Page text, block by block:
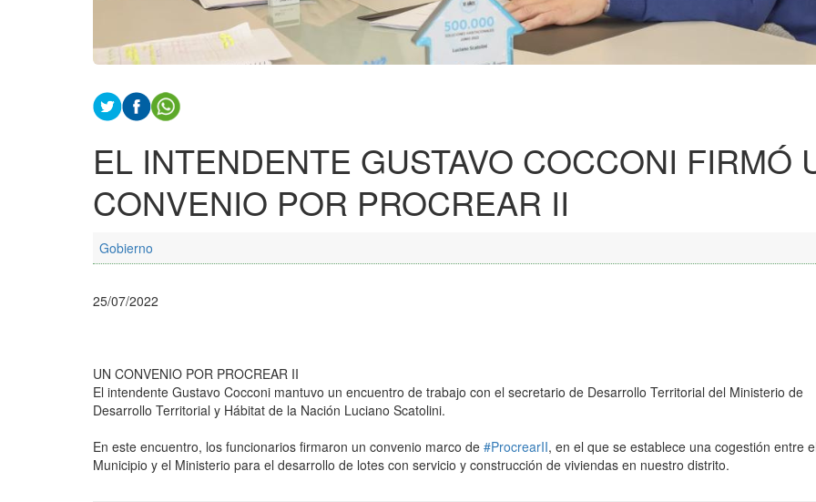
EL INTENDENTE GUSTAVO COCCONI FIRMÓ
CONVENIO POR PROCREAR II
Gobierno
25/07/2022
UN CONVENIO POR PROCREAR II
El intendente Gustavo Cocconi mantuvo un encuentro de trabajo con el secretario de Desarrollo Territorial del Ministerio de
Desarrollo Territorial y Hábitat de la Nación Luciano Scatolini.
En este encuentro, los funcionarios firmaron un convenio marco de #ProcrearII, en el que se establece una cogestión entre
Municipio y el Ministerio para el desarrollo de lotes con servicio y construcción de viviendas en nuestro distrito.